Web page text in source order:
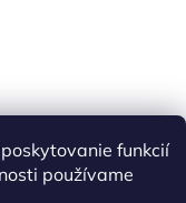
funkcií
používame